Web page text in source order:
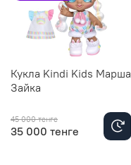
Кукла Kindi Kids Марша
Зайка
45 000 тенге
35 000 тенге